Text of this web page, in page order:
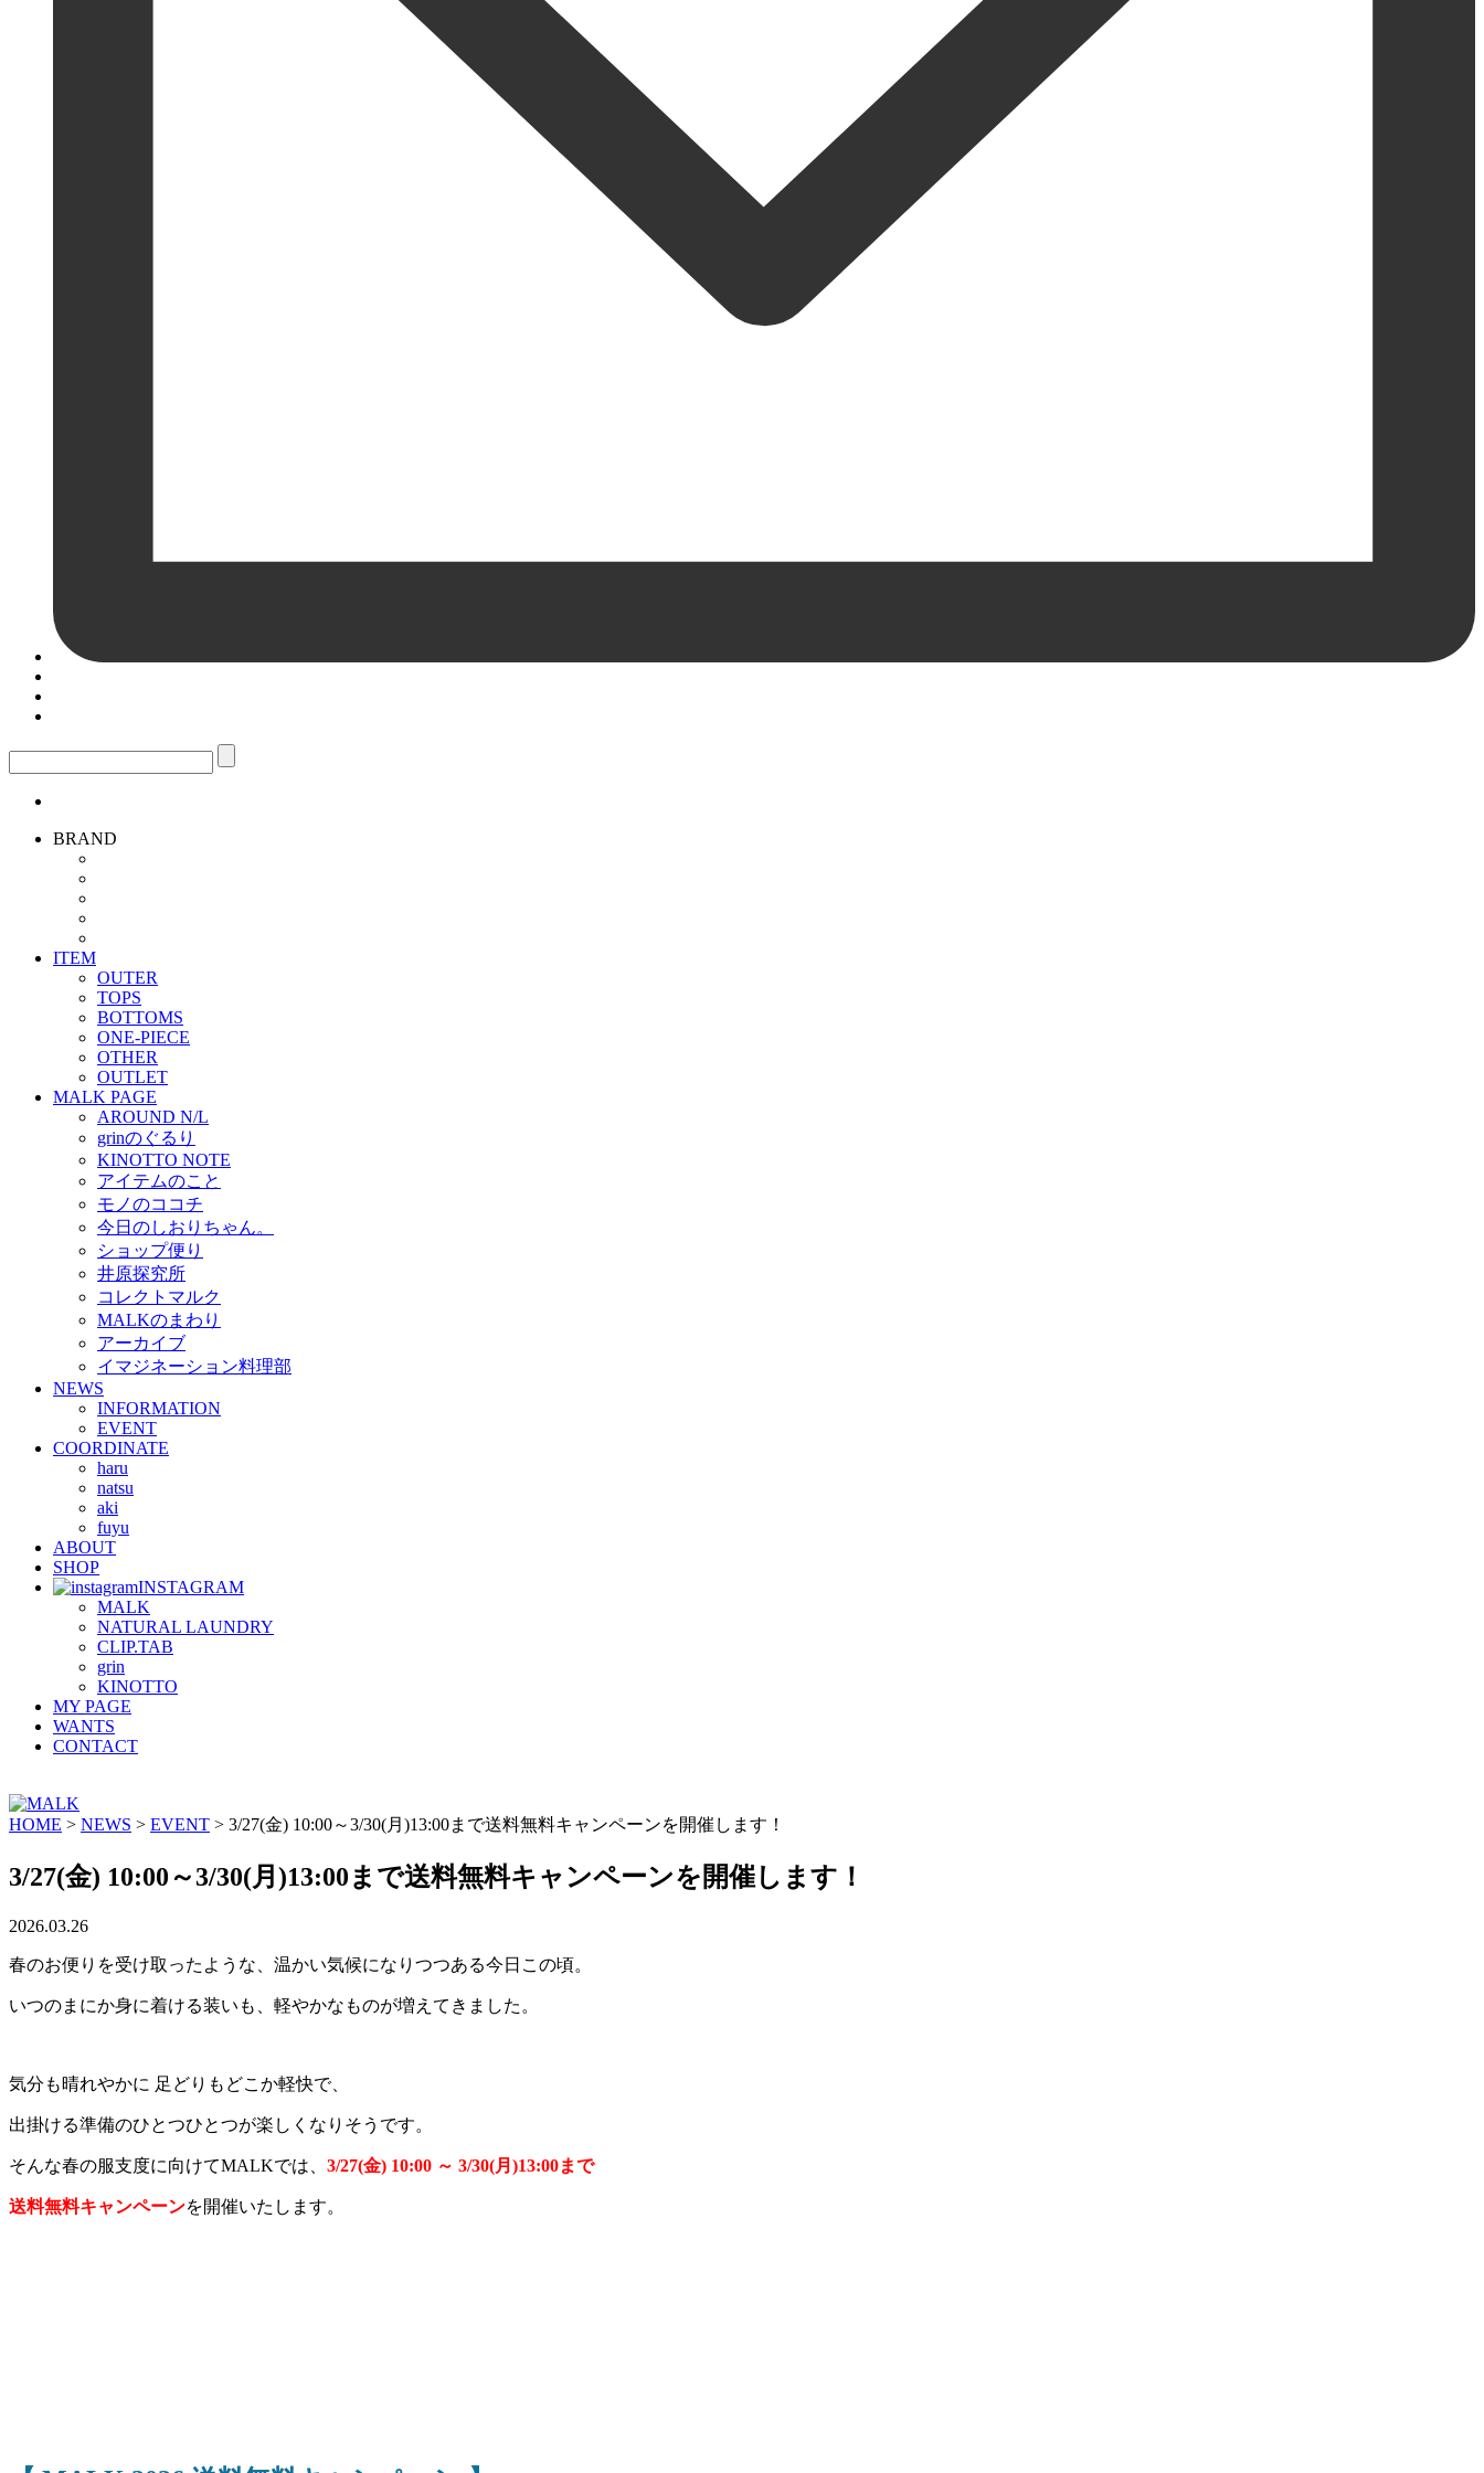
BRAND
ITEM
OUTER
TOPS
BOTTOMS
ONE-PIECE
OTHER
OUTLET
MALK PAGE
AROUND N/L
grinのぐるり
KINOTTO NOTE
アイテムのこと
モノのココチ
今日のしおりちゃん。
ショップ便り
井原探究所
コレクトマルク
MALKのまわり
アーカイブ
イマジネーション料理部
NEWS
INFORMATION
EVENT
COORDINATE
haru
natsu
aki
fuyu
ABOUT
SHOP
INSTAGRAM
MALK
NATURAL LAUNDRY
CLIP.TAB
grin
KINOTTO
MY PAGE
WANTS
CONTACT
HOME > NEWS > EVENT > 3/27(金) 10:00～3/30(月)13:00まで送料無料キャンペーンを開催します！
3/27(金) 10:00～3/30(月)13:00まで送料無料キャンペーンを開催します！
2026.03.26
春のお便りを受け取ったような、温かい気候になりつつある今日この頃。
いつのまにか身に着ける装いも、軽やかなものが増えてきました。
気分も晴れやかに 足どりもどこか軽快で、
出掛ける準備のひとつひとつが楽しくなりそうです。
そんな春の服支度に向けてMALKでは、 3/27(金) 10:00 ～ 3/30(月)13:00まで
送料無料キャンペーンを開催いたします。